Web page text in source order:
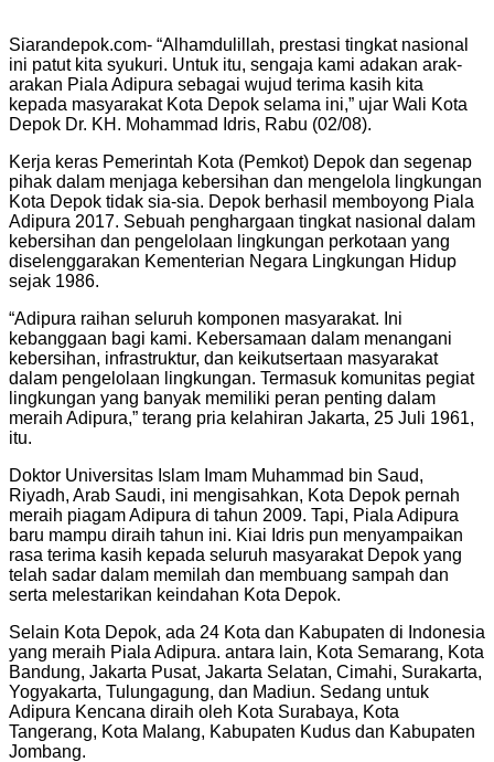
Siarandepok.com- “Alhamdulillah, prestasi tingkat nasional
ini patut kita syukuri. Untuk itu, sengaja kami adakan arak-
arakan Piala Adipura sebagai wujud terima kasih kita
kepada masyarakat Kota Depok selama ini,” ujar Wali Kota
Depok Dr. KH. Mohammad Idris, Rabu (02/08).
Kerja keras Pemerintah Kota (Pemkot) Depok dan segenap
pihak dalam menjaga kebersihan dan mengelola lingkungan
Kota Depok tidak sia-sia. Depok berhasil memboyong Piala
Adipura 2017. Sebuah penghargaan tingkat nasional dalam
kebersihan dan pengelolaan lingkungan perkotaan yang
diselenggarakan Kementerian Negara Lingkungan Hidup
sejak 1986.
“Adipura raihan seluruh komponen masyarakat. Ini
kebanggaan bagi kami. Kebersamaan dalam menangani
kebersihan, infrastruktur, dan keikutsertaan masyarakat
dalam pengelolaan lingkungan. Termasuk komunitas pegiat
lingkungan yang banyak memiliki peran penting dalam
meraih Adipura,” terang pria kelahiran Jakarta, 25 Juli 1961,
itu.
Doktor Universitas Islam Imam Muhammad bin Saud,
Riyadh, Arab Saudi, ini mengisahkan, Kota Depok pernah
meraih piagam Adipura di tahun 2009. Tapi, Piala Adipura
baru mampu diraih tahun ini. Kiai Idris pun menyampaikan
rasa terima kasih kepada seluruh masyarakat Depok yang
telah sadar dalam memilah dan membuang sampah dan
serta melestarikan keindahan Kota Depok.
Selain Kota Depok, ada 24 Kota dan Kabupaten di Indonesia
yang meraih Piala Adipura. antara lain, Kota Semarang, Kota
Bandung, Jakarta Pusat, Jakarta Selatan, Cimahi, Surakarta,
Yogyakarta, Tulungagung, dan Madiun. Sedang untuk
Adipura Kencana diraih oleh Kota Surabaya, Kota
Tangerang, Kota Malang, Kabupaten Kudus dan Kabupaten
Jombang.